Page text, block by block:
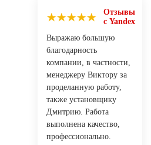
Отзывы
с Yandex
Выражаю большую
благодарность
компании, в частности,
менеджеру Виктору за
проделанную работу,
также установщику
Дмитрию. Работа
выполнена качество,
профессионально.